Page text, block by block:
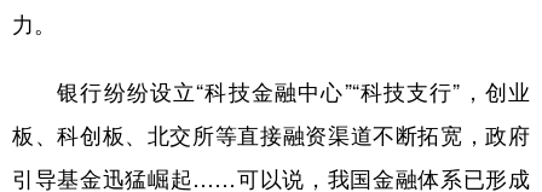
力。
银行纷纷设立“科技金融中心”“科技支行”，创业
板、科创板、北交所等直接融资渠道不断拓宽，政府
引导基金迅猛崛起……可以说，我国金融体系已形成